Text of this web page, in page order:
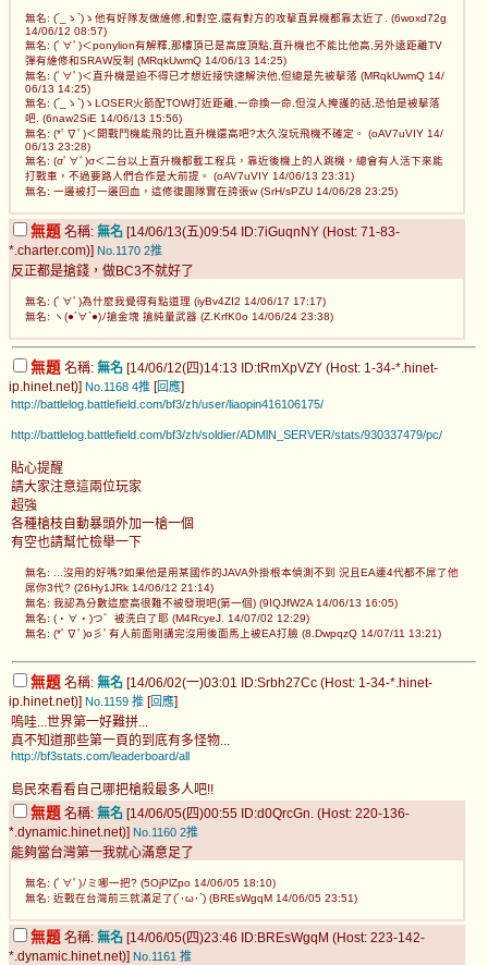
無名: (´_ゝ`)ゝ他有好隊友做維修,和對空.還有對方的攻擊直昇機都靠太近了. (6woxd72g
14/06/12 08:57)
無名: (ﾟ∀ﾟ)＜ponylion有解釋,那樓頂已是高度頂點,直升機也不能比他高,另外遠距離TV
彈有維修和SRAW反制 (MRqkUwmQ 14/06/13 14:25)
無名: (ﾟ∀ﾟ)＜直升機是迫不得已才想近接快速解決他,但總是先被擊落 (MRqkUwmQ 14/
06/13 14:25)
無名: (´_ゝ`)ゝLOSER火箭配TOW打近距離,一命換一命.但沒人掩護的話,恐怕是被擊落
吧. (6naw2SiE 14/06/13 15:56)
無名: (*ﾟ∇ﾟ)＜開戰鬥機能飛的比直升機還高吧?太久沒玩飛機不確定。 (oAV7uVIY 14/
06/13 23:28)
無名: (σﾟ∀ﾟ)σ＜二台以上直升機都載工程兵，靠近後機上的人跳機，總會有人活下來能
打戰車，不過要路人們合作是大前提。 (oAV7uVIY 14/06/13 23:31)
無名: 一邊被打一邊回血，這修復團隊實在誇張w (SrH/sPZU 14/06/28 23:25)
無題 名稱: 無名 [14/06/13(五)09:54 ID:7iGuqnNY (Host: 71-83-
*.charter.com)] No.1170 2推
反正都是搶錢，做BC3不就好了
無名: (ﾟ∀ﾟ)為什麼我覺得有點道理 (iyBv4ZI2 14/06/17 17:17)
無名: ヽ(●´∀`●)ﾉ搶金塊 搶純量武器 (Z.KrfK0o 14/06/24 23:38)
無題 名稱: 無名 [14/06/12(四)14:13 ID:tRmXpVZY (Host: 1-34-*.hinet-
ip.hinet.net)] No.1168 4推 [回應]
http://battlelog.battlefield.com/bf3/zh/user/liaopin416106175/
http://battlelog.battlefield.com/bf3/zh/soldier/ADMlN_SERVER/stats/930337479/pc/
貼心提醒
請大家注意這兩位玩家
超強
各種槍枝自動暴頭外加一槍一個
有空也請幫忙檢舉一下
無名: ...沒用的好嗎?如果他是用某國作的JAVA外掛根本偵測不到 況且EA連4代都不屌了他
屌你3代? (26Hy1JRk 14/06/12 21:14)
無名: 我認為分數這麼高很難不被發現吧(第一個) (9IQJfW2A 14/06/13 16:05)
無名: (・∀・)つ゛被洗白了耶 (M4RcyeJ. 14/07/02 12:29)
無名: (*ﾟ∇ﾟ)o彡ﾟ有人前面剛講完沒用後面馬上被EA打臉 (8.DwpqzQ 14/07/11 13:21)
無題 名稱: 無名 [14/06/02(一)03:01 ID:Srbh27Cc (Host: 1-34-*.hinet-
ip.hinet.net)] No.1159 推 [回應]
嗚哇...世界第一好難拼...
真不知道那些第一頁的到底有多怪物...
http://bf3stats.com/leaderboard/all
島民來看看自己哪把槍殺最多人吧!!
無題 名稱: 無名 [14/06/05(四)00:55 ID:d0QrcGn. (Host: 220-136-
*.dynamic.hinet.net)] No.1160 2推
能夠當台灣第一我就心滿意足了
無名: (ﾟ∀ﾟ)ﾉミ哪一把? (5OjPlZpo 14/06/05 18:10)
無名: 近戰在台灣前三就滿足了(´･ω･`) (BREsWgqM 14/06/05 23:51)
無題 名稱: 無名 [14/06/05(四)23:46 ID:BREsWgqM (Host: 223-142-
*.dynamic.hinet.net)] No.1161 推